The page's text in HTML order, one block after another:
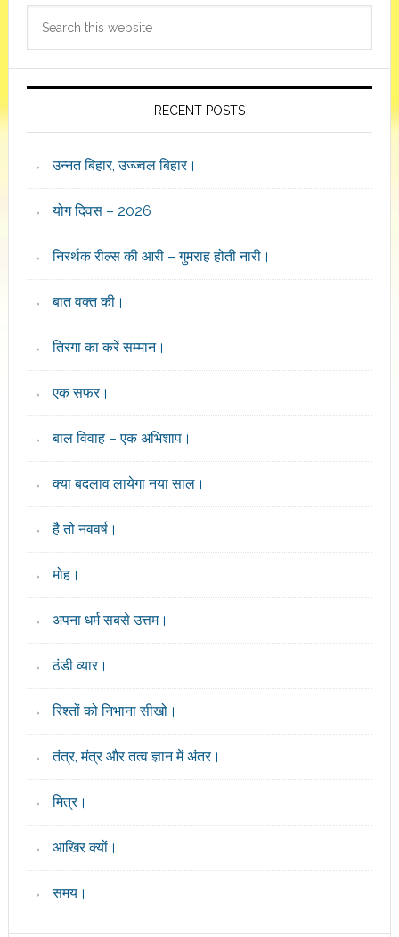
Sidebar
RECENT POSTS
उन्नत बिहार, उज्ज्वल बिहार।
योग दिवस – 2026
निरर्थक रील्स की आरी – गुमराह होती नारी।
बात वक्त की।
तिरंगा का करें सम्मान।
एक सफर।
बाल विवाह – एक अभिशाप।
क्या बदलाव लायेगा नया साल।
है तो नववर्ष।
मोह।
अपना धर्म सबसे उत्तम।
ठंडी व्यार।
रिश्तों को निभाना सीखो।
तंत्र, मंत्र और तत्व ज्ञान में अंतर।
मित्र।
आखिर क्यों।
समय।